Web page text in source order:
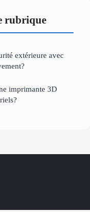
rubrique
extérieure avec
imprimante 3D